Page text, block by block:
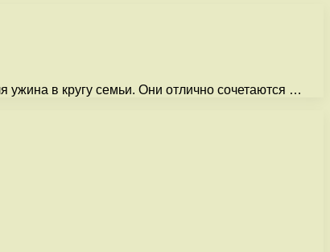
ужина в кругу семьи. Они отлично сочетаются …